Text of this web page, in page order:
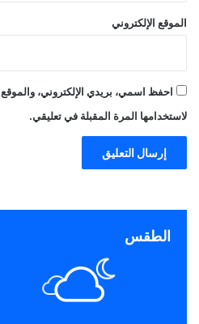
الموقع الإلكتروني
احفظ اسمي، بريدي الإلكتروني،
لاستخدامها المرة المقبلة في تعليقي.
الطقس